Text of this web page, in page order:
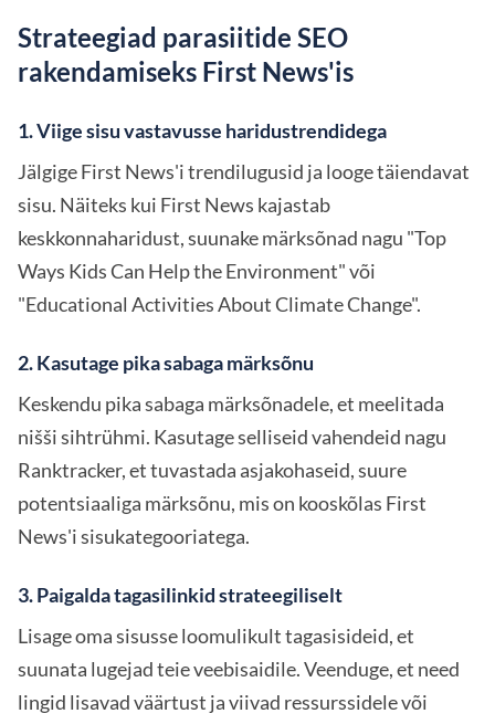
Strateegiad parasiitide SEO
rakendamiseks First News'is
1. Viige sisu vastavusse haridustrendidega
Jälgige First News'i trendilugusid ja looge täiendavat
sisu. Näiteks kui First News kajastab
keskkonnaharidust, suunake märksõnad nagu "Top
Ways Kids Can Help the Environment" või
"Educational Activities About Climate Change".
2. Kasutage pika sabaga märksõnu
Keskendu pika sabaga märksõnadele, et meelitada
nišši sihtrühmi. Kasutage selliseid vahendeid nagu
Ranktracker, et tuvastada asjakohaseid, suure
potentsiaaliga märksõnu, mis on kooskõlas First
News'i sisukategooriatega.
3. Paigalda tagasilinkid strateegiliselt
Lisage oma sisusse loomulikult tagasisideid, et
suunata lugejad teie veebisaidile. Veenduge, et need
lingid lisavad väärtust ja viivad ressurssidele või